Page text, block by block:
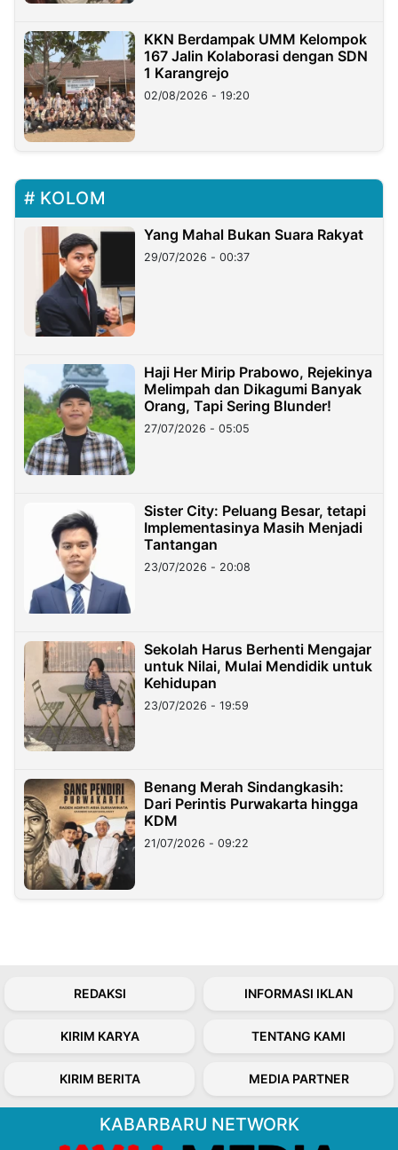
KKN Berdampak UMM Kelompok
167 Jalin Kolaborasi dengan SDN
1 Karangrejo
02/08/2026 - 19:20
KOLOM
Yang Mahal Bukan Suara Rakyat
29/07/2026 - 00:37
Haji Her Mirip Prabowo, Rejekinya
Melimpah dan Dikagumi Banyak
Orang, Tapi Sering Blunder!
27/07/2026 - 05:05
Sister City: Peluang Besar, tetapi
Implementasinya Masih Menjadi
Tantangan
23/07/2026 - 20:08
Sekolah Harus Berhenti Mengajar
untuk Nilai, Mulai Mendidik untuk
Kehidupan
23/07/2026 - 19:59
Benang Merah Sindangkasih:
Dari Perintis Purwakarta hingga
KDM
21/07/2026 - 09:22
REDAKSI INFORMASI IKLAN
KIRIM KARYA TENTANG KAMI
KIRIM BERITA MEDIA PARTNER
KABARBARU NETWORK